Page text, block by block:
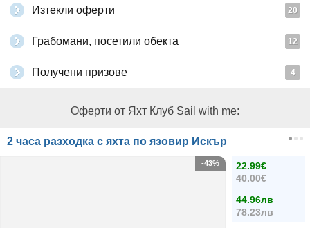
Изтекли оферти 20
Грабомани, посетили обекта 12
Получени призове 4
Оферти от Яхт Клуб Sail with me:
2 часа разходка с яхта по язовир Искър
22.99€
40.00€
44.96лв
78.23лв
-43%